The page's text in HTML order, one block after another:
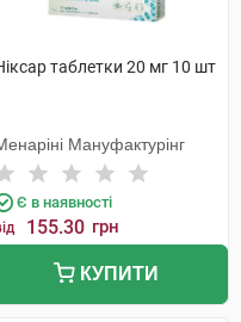
таблетки 20 мг 10 шт
Мануфактурінг
Є в наявності
155.30 грн
КУПИТИ